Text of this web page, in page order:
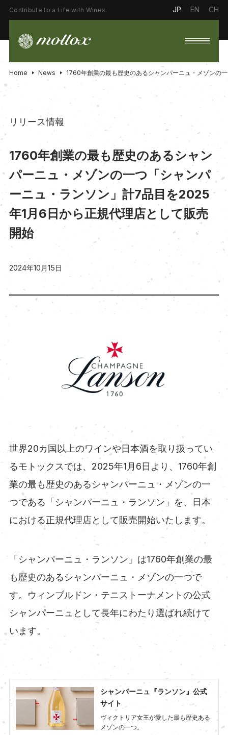
Contribute to a Life with Wines. JP EN CH
Home News 1760年創業の最も歴史のあるシャンパーニュ・メゾンの
リリース情報
1760年創業の最も歴史のあるシャン
パーニュ・メゾンの一つ「シャンパ
ーニュ・ランソン」計7品目を2025
年1月6日から正規代理店として販売
開始
2024年10月15日
世界20カ国以上のワインや日本酒を取り扱ってい
るモトックスでは、2025年1月6日より、1760年創
業の最も歴史のあるシャンパーニュ・メゾンの一
つである「シャンパーニュ・ランソン」を、日本
における正規代理店として販売開始いたします。
「シャンパーニュ・ランソン」は1760年創業の最
も歴史のあるシャンパーニュ・メゾンの一つで
す。ウィンブルドン・テニストーナメントの公式
シャンパーニュとして長年にわたり選ばれ続けて
います。
シャンパーニュ『ランソン』公式
サイト
ヴィクトリア女王が愛した最も歴史ある
メゾンの一つ。